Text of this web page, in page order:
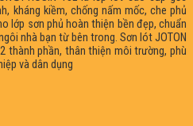
kháng kiềm, chống nấm mốc, che phủ
lớp sơn phủ hoàn thiện bền đẹp, chuẩn
nhà bạn từ bên trong. Sơn lót JOTON
thành phần, thân thiện môi trường, phù
và dân dụng